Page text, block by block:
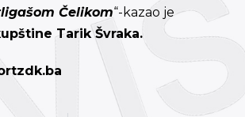
Čelikom“-kazao je
Tarik Švraka.